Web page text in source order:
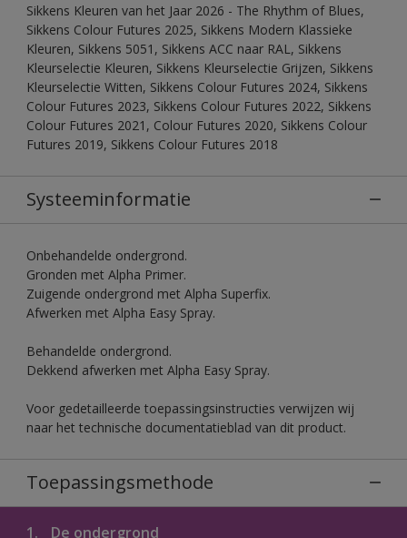
Sikkens Kleuren van het Jaar 2026 - The Rhythm of Blues,
Sikkens Colour Futures 2025, Sikkens Modern Klassieke
Kleuren, Sikkens 5051, Sikkens ACC naar RAL, Sikkens
Kleurselectie Kleuren, Sikkens Kleurselectie Grijzen, Sikkens
Kleurselectie Witten, Sikkens Colour Futures 2024, Sikkens
Colour Futures 2023, Sikkens Colour Futures 2022, Sikkens
Colour Futures 2021, Colour Futures 2020, Sikkens Colour
Futures 2019, Sikkens Colour Futures 2018
Systeeminformatie
Onbehandelde ondergrond.
Gronden met Alpha Primer.
Zuigende ondergrond met Alpha Superfix.
Afwerken met Alpha Easy Spray.
Behandelde ondergrond.
Dekkend afwerken met Alpha Easy Spray.
Voor gedetailleerde toepassingsinstructies verwijzen wij
naar het technische documentatieblad van dit product.
Toepassingsmethode
1. De ondergrond